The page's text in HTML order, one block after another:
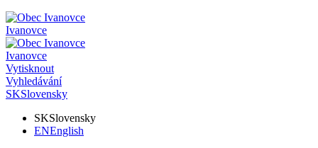
Ivanovce
Ivanovce
Vytisknout
Vyhledávání
SKSlovensky
SKSlovensky
ENEnglish